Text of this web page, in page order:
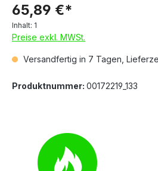
65,89 €*
Inhalt: 1
Preise exkl. MWSt.
Versandfertig in 7 Tagen,
Produktnummer: 00172219_133